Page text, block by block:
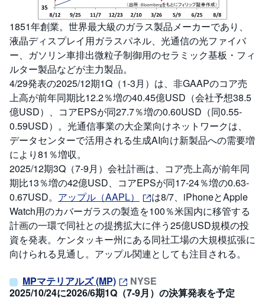
1851年創業。世界最大級のガラス製品メーカーであり、
液晶ディスプレイ用ガラスパネル、光通信の光ファイバ
ー、ガソリン車排出微粒子制御用のセラミック基板・フィ
ルター製品などが主力製品。
4/29発表の2025/12期1Q（1-3月）は、非GAAPのコア売
上高が前年同期比12.2％増の40.45億USD（会社予想38.5
億USD）、コアEPSが同27.7％増の0.60USD（同0.55-
0.59USD）。光通信事業の大企業向けネットワークは、
データセンターで活用される生成AI向け新製品への需要増
により81％増収。
2025/12期3Q（7-9月）会社計画は、コア売上高が前年同
期比13％増の42億USD、コアEPSが同17-24％増の0.63-
0.67USD。 アップル（AAPL）
は8/7、iPhoneとApple
Watch用のカバーガラスの製造を100％米国内に移管する
計画の一環で同社との提携拡大に伴う25億USD規模の投
資を発表。ケンタッキー州にある同社工場の大規模拡張に
向けられる見通し。アップル関連としても注目される。
MPマテリアルズ (MP)
NYSE
2025/10/24に2026/6期1Q（7-9月）の決算発表を予定